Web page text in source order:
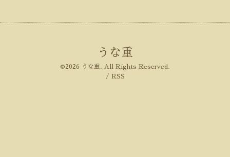
うな重
©2026 うな重. All Rights Reserved.
/ RSS